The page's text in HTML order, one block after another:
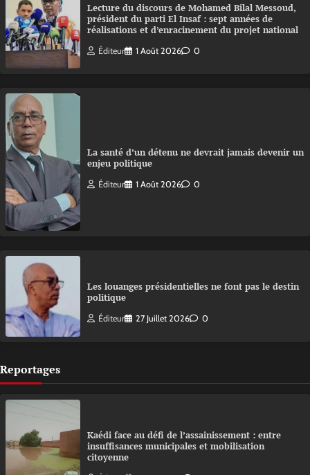
Lecture du discours de Mohamed Bilal Messoud,
président du parti El Insaf : sept années de
réalisations et d’enracinement du projet national
Éditeur 1 Août 2026 0
La santé d’un détenu ne devrait jamais devenir un
enjeu politique
Éditeur 1 Août 2026 0
Les louanges présidentielles ne font pas le destin
politique
Éditeur 27 Juillet 2026 0
Reportages
Kaédi face au défi de l’assainissement : entre
insuffisances municipales et mobilisation
citoyenne